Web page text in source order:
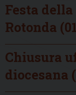
Festa
Rotonda
Chiusura
diocesana